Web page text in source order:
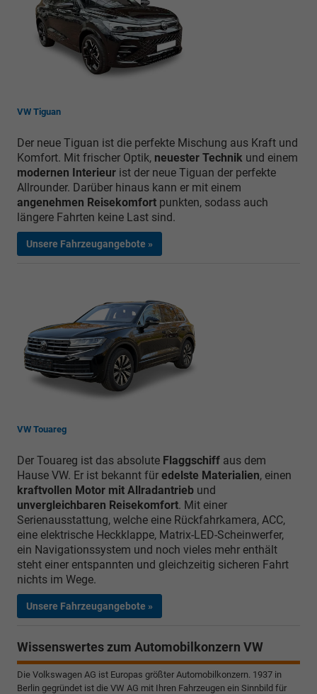
VW Tiguan
Der neue Tiguan ist die perfekte Mischung aus Kraft und
Komfort. Mit frischer Optik, neuester Technik und einem
modernen Interieur ist der neue Tiguan der perfekte
Allrounder. Darüber hinaus kann er mit einem
angenehmen Reisekomfort punkten, sodass auch
längere Fahrten keine Last sind.
Unsere Fahrzeugangebote »
VW Touareg
Der Touareg ist das absolute Flaggschiff aus dem
Hause VW. Er ist bekannt für edelste Materialien, einen
kraftvollen Motor mit Allradantrieb und
unvergleichbaren Reisekomfort. Mit einer
Serienausstattung, welche eine Rückfahrkamera, ACC,
eine elektrische Heckklappe, Matrix-LED-Scheinwerfer,
ein Navigationssystem und noch vieles mehr enthält
steht einer entspannten und gleichzeitig sicheren Fahrt
nichts im Wege.
Unsere Fahrzeugangebote »
Wissenswertes zum Automobilkonzern VW
Die Volkswagen AG ist Europas größter Automobilkonzern. 1937 in
Berlin gegründet ist die VW AG mit Ihren Fahrzeugen ein Sinnbild für